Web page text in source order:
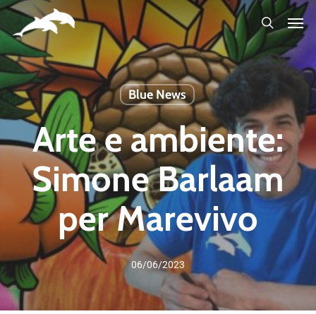
Skip
to
main
content
Blue News
Arte e ambiente:
Simone Barlaam
per Marevivo
06/06/2023